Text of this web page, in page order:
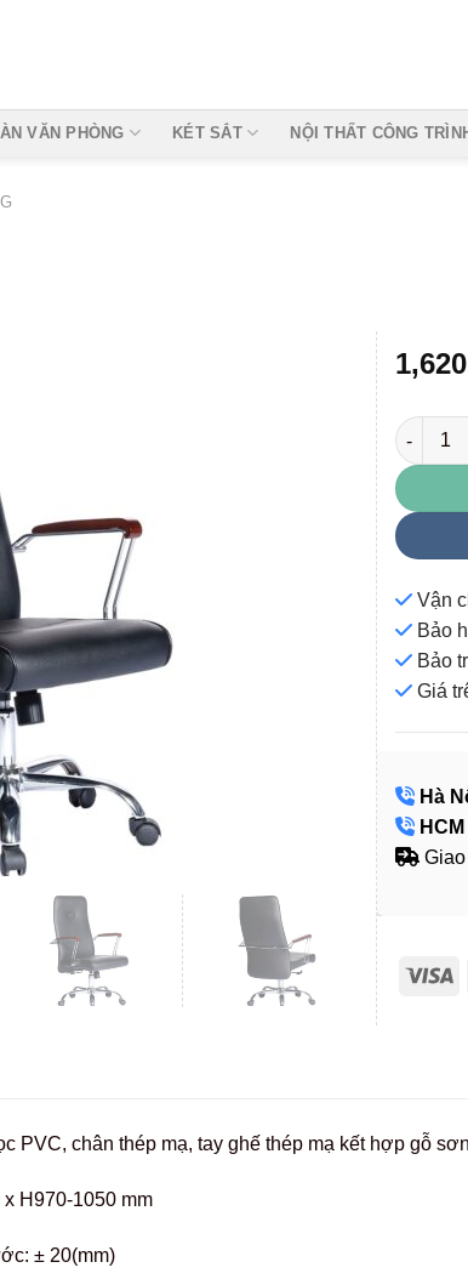
VĂN PHÒNG KÉT SẮT NỘI THẤT CÔNG
Ghế
Vận
Bảo
Bảo
Giá
Hà
PVC, chân thép mạ, tay ghế thép mạ kết hợp gỗ sơn
x H970-1050 mm
± 20(mm)